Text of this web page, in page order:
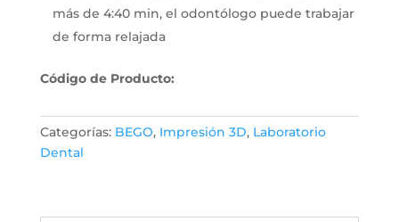
más de 4:40 min, el odontólogo puede trabajar
de forma relajada
Código de Producto:
Categorías: BEGO, Impresión 3D, Laboratorio
Dental